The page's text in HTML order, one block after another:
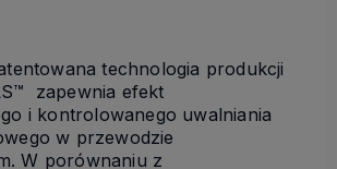
technologia produkcji
zapewnia efekt
i kontrolowanego uwalniania
w przewodzie
W porównaniu z